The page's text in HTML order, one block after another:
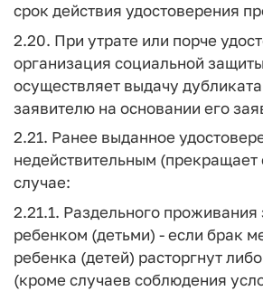
срок действия удостоверения
2.20. При утрате или порче
организация социальной
осуществляет выдачу
заявителю на основании его
2.21. Ранее выданное
недействительным (прекращает
случае:
2.21.1. Раздельного проживания
ребенком (детьми) - если брак
ребенка (детей) расторгнут
(кроме случаев соблюдения